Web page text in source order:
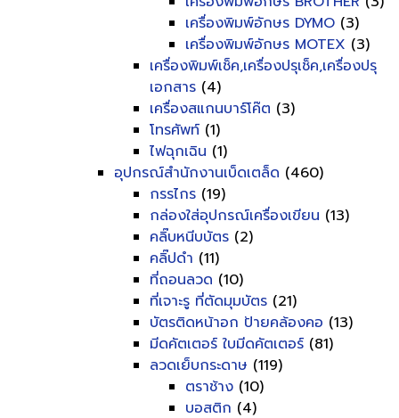
เครื่องพิมพ์อักษร DYMO (3)
เครื่องพิมพ์อักษร MOTEX (3)
เครื่องพิมพ์เช็ค,เครื่องปรุเช็ค,เครื่องปรุ
เอกสาร (4)
เครื่องสแกนบาร์โค๊ต (3)
โทรศัพท์ (1)
ไฟฉุกเฉิน (1)
อุปกรณ์สำนักงานเบ็ดเตล็ด (460)
กรรไกร (19)
กล่องใส่อุปกรณ์เครื่องเขียน (13)
คลิ๊บหนีบบัตร (2)
คลิ๊ปดำ (11)
ที่ถอนลวด (10)
ที่เจาะรู ที่ตัดมุมบัตร (21)
บัตรติดหน้าอก ป้ายคล้องคอ (13)
มีดคัตเตอร์ ใบมีดคัตเตอร์ (81)
ลวดเย็บกระดาษ (119)
ตราช้าง (10)
บอสติก (4)